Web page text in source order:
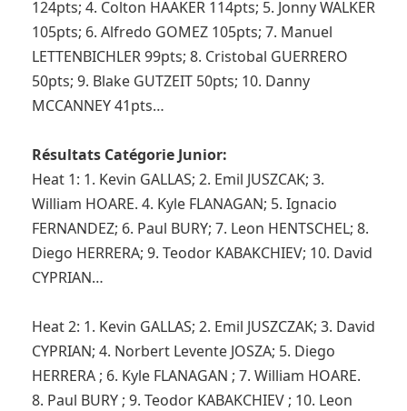
124pts; 4. Colton HAAKER 114pts; 5. Jonny WALKER
105pts; 6. Alfredo GOMEZ 105pts; 7. Manuel
LETTENBICHLER 99pts; 8. Cristobal GUERRERO
50pts; 9. Blake GUTZEIT 50pts; 10. Danny
MCCANNEY 41pts…
Résultats Catégorie Junior:
Heat 1: 1. Kevin GALLAS; 2. Emil JUSZCAK; 3.
William HOARE. 4. Kyle FLANAGAN; 5. Ignacio
FERNANDEZ; 6. Paul BURY; 7. Leon HENTSCHEL; 8.
Diego HERRERA; 9. Teodor KABAKCHIEV; 10. David
CYPRIAN…
Heat 2: 1. Kevin GALLAS; 2. Emil JUSZCZAK; 3. David
CYPRIAN; 4. Norbert Levente JOSZA; 5. Diego
HERRERA ; 6. Kyle FLANAGAN ; 7. William HOARE.
8. Paul BURY ; 9. Teodor KABAKCHIEV ; 10. Leon